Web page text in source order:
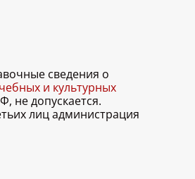
сведения о
и культурных
не допускается.
лиц администрация